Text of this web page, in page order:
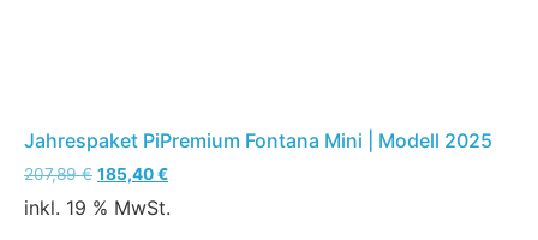
Jahrespaket PiPremium Fontana Mini | Modell 2025
207,89€ 185,40€
inkl. 19 % MwSt.